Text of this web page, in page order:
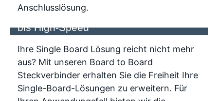
Anschlusslösung.
bis High-Speed
Ihre Single Board Lösung reicht nicht mehr
aus? Mit unseren Board to Board
Steckverbinder erhalten Sie die Freiheit Ihre
Single-Board-Lösungen zu erweitern. Für